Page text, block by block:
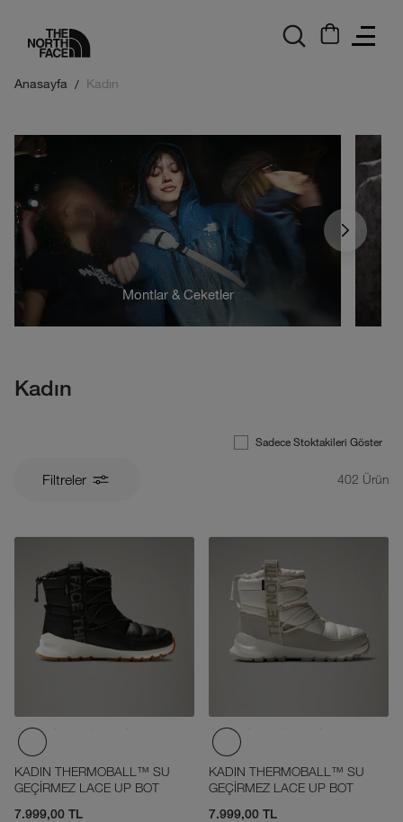
Anasayfa Kadın
Montlar & Ceketler
Kadın
Sadece Stoktakileri Göster
Filtreler 402 Ürün
KADIN THERMOBALL™ SU
GEÇİRMEZ LACE UP BOT
7.999,00 TL
KADIN THERMOBALL™ SU
GEÇİRMEZ LACE UP BOT
7.999,00 TL